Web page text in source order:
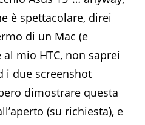
è spettacolare, direi
di un Mac (e
mio HTC, non saprei
i due screenshot
dimostrare questa
(su richiesta), e